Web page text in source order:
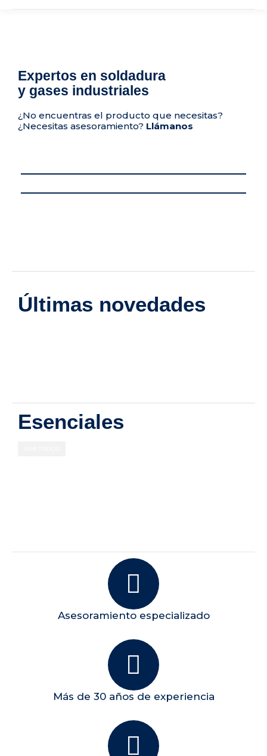
Expertos en soldadura
y gases industriales
¿No encuentras el producto que necesitas?
¿Necesitas asesoramiento? Llámanos
Últimas novedades
Esenciales
Asesoramiento especializado
Más de 30 años de experiencia